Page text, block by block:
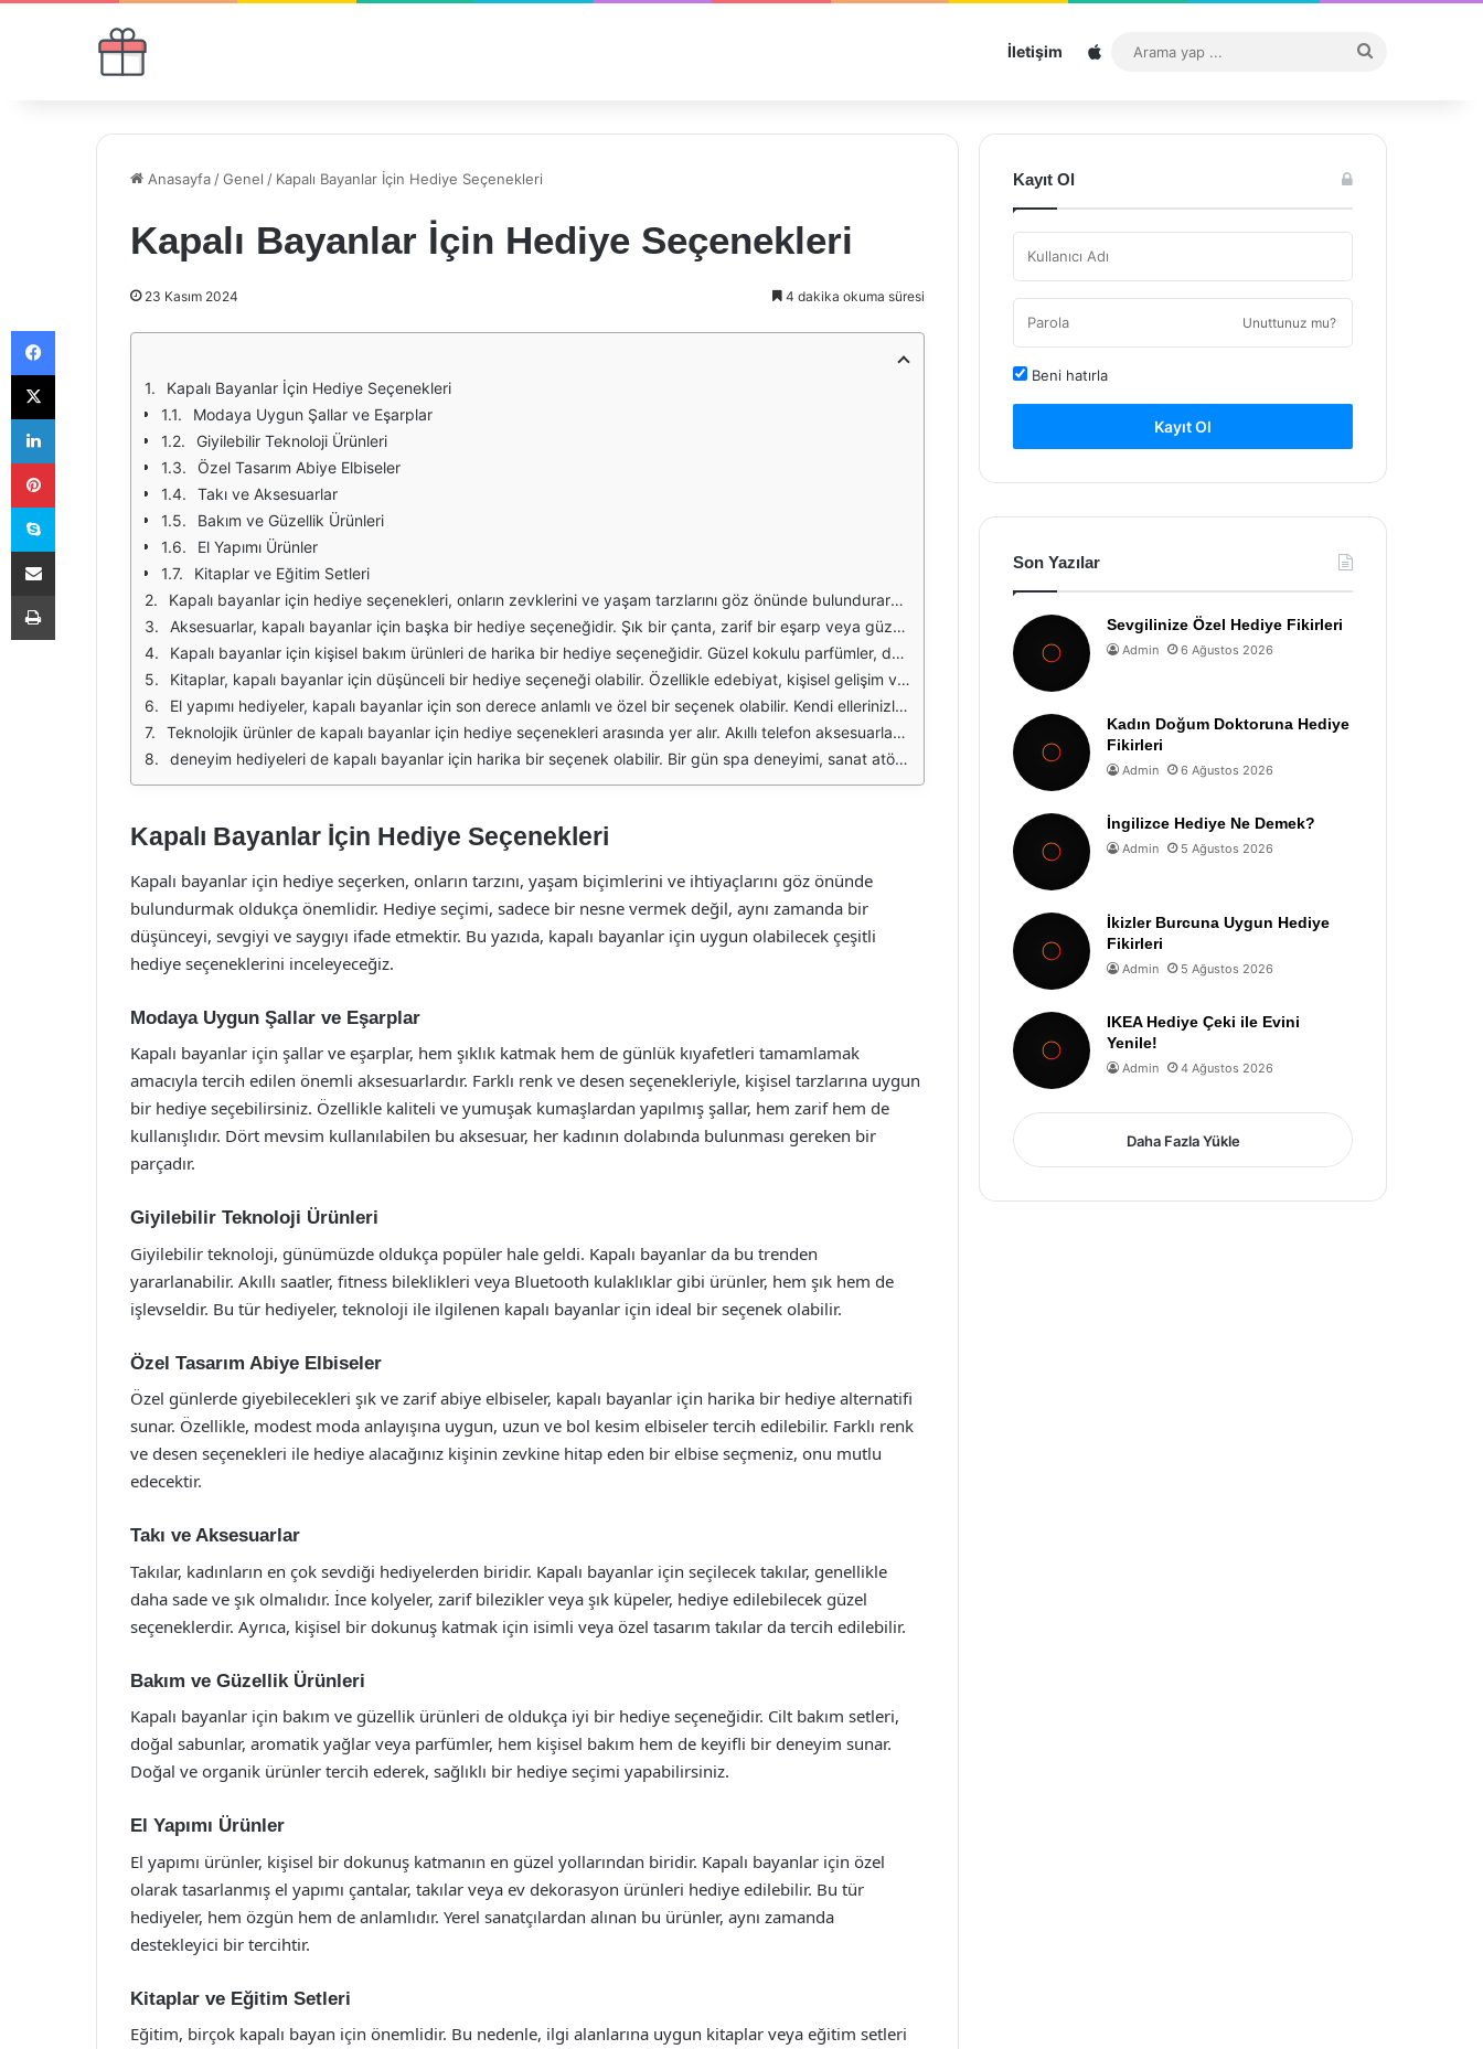
İletişim Sitemap
...
Anasayfa /Genel / Kapalı Bayanlar İçin Hediye Seçenekleri
Kapalı Bayanlar İçin Hediye Seçenekleri
23 Kasım 2024 4 dakika okuma süresi
Kapalı Bayanlar İçin Hediye Seçenekleri
Modaya Uygun Şallar ve Eşarplar
Giyilebilir Teknoloji Ürünleri
Özel Tasarım Abiye Elbiseler
Takı ve Aksesuarlar
Bakım ve Güzellik Ürünleri
El Yapımı Ürünler
Kitaplar ve Eğitim Setleri
Kapalı bayanlar için hediye seçenekleri, onların zevklerini ve yaşam tarzlarını göz önünde bulundurarak seçilmelidir. Bu nedenle, hediye seçerken dikkatli bir değerlendirme yapmak önemlidir. Moda açısından, şık ve rahat parçalar her zaman tercih edilenler arasında yer alır. Elbiseler, tunikler ya da şallar gibi kıyafetler, kapalı bayanların gardırobu için harika hediyeler olabilir. Ayrıca, farklı renk ve desen seçenekleri ile kişisel tarzlarına uygun parçalar seçmek de mümkündür.
Aksesuarlar, kapalı bayanlar için başka bir hediye seçeneğidir. Şık bir çanta, zarif bir eşarp veya güzel bir takı seti, hediye edilebilecek özel parçalardır. Aksesuarlar, kıyafetlerin tamamlayıcısı olarak önemli bir rol oynar ve her kapalı bayanın koleksiyonunda bulunması gereken parçalardır. Aksesuar seçiminde kalite ve tasarım, hediye alırken dikkat edilmesi gereken unsurlar arasında yer alır.
Kapalı bayanlar için kişisel bakım ürünleri de harika bir hediye seçeneğidir. Güzel kokulu parfümler, doğal içerikli cilt bakım ürünleri veya spa setleri, kendilerine vakit ayırmaları açısından teşvik edici olabilir. Bu tür hediyeler, hem kullanışlı hem de kişisel bir dokunuş taşır. Ayrıca, doğal ve organik ürünlere olan ilginin artmasıyla birlikte, bu alanda çeşitli seçenekler mevcuttur.
Kitaplar, kapalı bayanlar için düşünceli bir hediye seçeneği olabilir. Özellikle edebiyat, kişisel gelişim veya hobi kitapları, hediye almak isteyenler için güzel bir alternatif sunar. Kitaplar, bilgi edinmenin yanı sıra, kişisel bir gelişim aracı olarak da önemlidir. Bu nedenle, hediye edilecek kitabın konusunu ve yazarını seçerken alıcının ilgi alanlarını göz önünde bulundurmak gerekir.
El yapımı hediyeler, kapalı bayanlar için son derece anlamlı ve özel bir seçenek olabilir. Kendi ellerinizle hazırlayabileceğiniz bir hediye, alıcının kalbini kazanmanın en güzel yollarından biridir. Örneğin, el yapımı bir takı, örgü bir şal ya da özel bir çerçeve içinde fotoğraf, kişisel bir dokunuşla anlam kazanır. Bu tür hediyeler, hem emek hem de düşünce içerdiği için her zaman kıymetlidir.
Teknolojik ürünler de kapalı bayanlar için hediye seçenekleri arasında yer alır. Akıllı telefon aksesuarları, tabletler veya kablosuz kulaklıklar gibi pratik ürünler, modern yaşamın bir parçası haline gelmiştir. Bu tür hediyeler, hem kullanım kolaylığı sağlar hem de günlük hayatta büyük fayda sunar. Alıcının ihtiyaçlarına uygun bir ürün seçmek, hediyenin değerini artıracaktır.
deneyim hediyeleri de kapalı bayanlar için harika bir seçenek olabilir. Bir gün spa deneyimi, sanat atölyesi veya bir konser bileti gibi hediyeler, unutulmaz anılar yaratma fırsatı sunar. Bu tür hediyeler, sıradan bir nesne yerine, deneyim odaklı bir yaklaşım sergileyerek alıcının hayatına renk katar. Kişisel bir deneyim hediye etmek, her zaman özel bir anlam taşır.
Kapalı Bayanlar İçin Hediye Seçenekleri
Kapalı bayanlar için hediye seçerken, onların tarzını, yaşam biçimlerini ve ihtiyaçlarını göz önünde
bulundurmak oldukça önemlidir. Hediye seçimi, sadece bir nesne vermek değil, aynı zamanda bir
düşünceyi, sevgiyi ve saygıyı ifade etmektir. Bu yazıda, kapalı bayanlar için uygun olabilecek çeşitli
hediye seçeneklerini inceleyeceğiz.
Modaya Uygun Şallar ve Eşarplar
Kapalı bayanlar için şallar ve eşarplar, hem şıklık katmak hem de günlük kıyafetleri tamamlamak
amacıyla tercih edilen önemli aksesuarlardır. Farklı renk ve desen seçenekleriyle, kişisel tarzlarına uygun
bir hediye seçebilirsiniz. Özellikle kaliteli ve yumuşak kumaşlardan yapılmış şallar, hem zarif hem de
kullanışlıdır. Dört mevsim kullanılabilen bu aksesuar, her kadının dolabında bulunması gereken bir
parçadır.
Giyilebilir Teknoloji Ürünleri
Giyilebilir teknoloji, günümüzde oldukça popüler hale geldi. Kapalı bayanlar da bu trenden
yararlanabilir. Akıllı saatler, fitness bileklikleri veya Bluetooth kulaklıklar gibi ürünler, hem şık hem de
işlevseldir. Bu tür hediyeler, teknoloji ile ilgilenen kapalı bayanlar için ideal bir seçenek olabilir.
Özel Tasarım Abiye Elbiseler
Özel günlerde giyebilecekleri şık ve zarif abiye elbiseler, kapalı bayanlar için harika bir hediye alternatifi
sunar. Özellikle, modest moda anlayışına uygun, uzun ve bol kesim elbiseler tercih edilebilir. Farklı renk
ve desen seçenekleri ile hediye alacağınız kişinin zevkine hitap eden bir elbise seçmeniz, onu mutlu
edecektir.
Takı ve Aksesuarlar
Takılar, kadınların en çok sevdiği hediyelerden biridir. Kapalı bayanlar için seçilecek takılar, genellikle
daha sade ve şık olmalıdır. İnce kolyeler, zarif bilezikler veya şık küpeler, hediye edilebilecek güzel
seçeneklerdir. Ayrıca, kişisel bir dokunuş katmak için isimli veya özel tasarım takılar da tercih edilebilir.
Bakım ve Güzellik Ürünleri
Kapalı bayanlar için bakım ve güzellik ürünleri de oldukça iyi bir hediye seçeneğidir. Cilt bakım setleri,
doğal sabunlar, aromatik yağlar veya parfümler, hem kişisel bakım hem de keyifli bir deneyim sunar.
Doğal ve organik ürünler tercih ederek, sağlıklı bir hediye seçimi yapabilirsiniz.
El Yapımı Ürünler
El yapımı ürünler, kişisel bir dokunuş katmanın en güzel yollarından biridir. Kapalı bayanlar için özel
olarak tasarlanmış el yapımı çantalar, takılar veya ev dekorasyon ürünleri hediye edilebilir. Bu tür
hediyeler, hem özgün hem de anlamlıdır. Yerel sanatçılardan alınan bu ürünler, aynı zamanda
destekleyici bir tercihtir.
Kitaplar ve Eğitim Setleri
Eğitim, birçok kapalı bayan için önemlidir. Bu nedenle, ilgi alanlarına uygun kitaplar veya eğitim setleri
Kayıt Ol
Unuttunuz mu?
Beni hatırla
Kayıt Ol
Son Yazılar
Sevgilinize Özel Hediye Fikirleri
Admin 6 Ağustos 2026
Kadın Doğum Doktoruna Hediye
Fikirleri
Admin 6 Ağustos 2026
İngilizce Hediye Ne Demek?
Admin 5 Ağustos 2026
İkizler Burcuna Uygun Hediye
Fikirleri
Admin 5 Ağustos 2026
IKEA Hediye Çeki ile Evini
Yenile!
Admin 4 Ağustos 2026
Daha Fazla Yükle
Facebook
X
LinkedIn
Pinterest
Skype
E-Posta ile paylaş